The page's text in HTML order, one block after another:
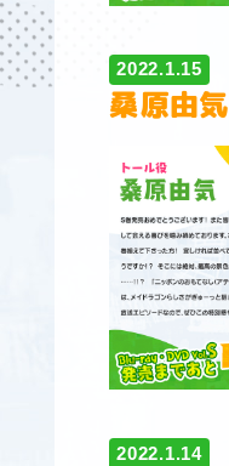
2022.1.15
桑原由気
2022.1.14